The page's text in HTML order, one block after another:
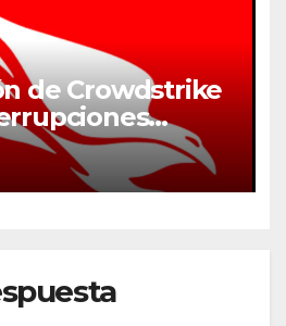
de Crowdstrike
críticos